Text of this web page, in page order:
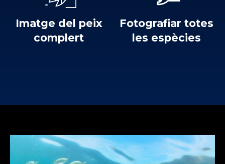
Imatge del peix
complert
Fotografiar totes
les espècies